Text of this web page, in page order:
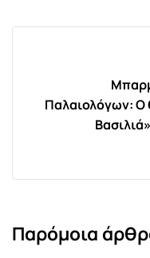
Παλαιολόγων:
Παρόμοια